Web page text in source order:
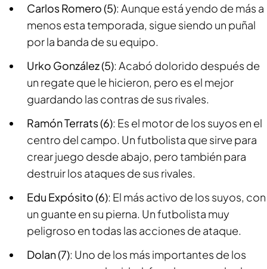
Carlos Romero (5): Aunque está yendo de más a
menos esta temporada, sigue siendo un puñal
por la banda de su equipo.
Urko González (5): Acabó dolorido después de
un regate que le hicieron, pero es el mejor
guardando las contras de sus rivales.
Ramón Terrats (6): Es el motor de los suyos en el
centro del campo. Un futbolista que sirve para
crear juego desde abajo, pero también para
destruir los ataques de sus rivales.
Edu Expósito (6): El más activo de los suyos, con
un guante en su pierna. Un futbolista muy
peligroso en todas las acciones de ataque.
Dolan (7): Uno de los más importantes de los